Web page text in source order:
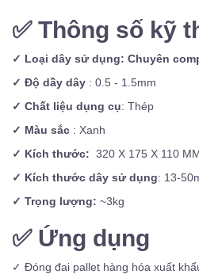
✅Thông số kỹ
✓ Loại dây sử dụng: Chuyên
✓ Độ dầy dây : 0.5 - 1.5mm
✓ Chất liệu dụng cụ: Thép
✓ Màu sắc : Xanh
✓ Kích thước: 320 X 175 X 110
✓ Kích thước dây sử dụng: 13-
✓ Trọng lượng: ~3kg
✅Ứng dụng
✓ Đóng đai pallet hàng hóa xuất